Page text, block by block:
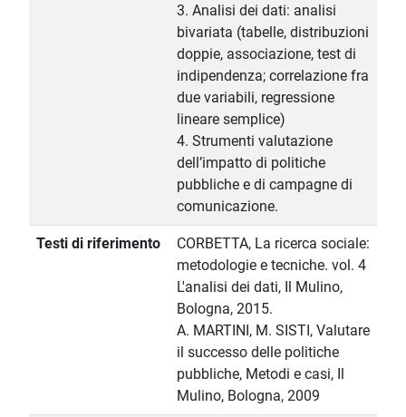
3. Analisi dei dati: analisi
bivariata (tabelle, distribuzioni
doppie, associazione, test di
indipendenza; correlazione fra
due variabili, regressione
lineare semplice)
4. Strumenti valutazione
dell’impatto di politiche
pubbliche e di campagne di
comunicazione.
Testi di riferimento
CORBETTA, La ricerca sociale:
metodologie e tecniche. vol. 4
L'analisi dei dati, Il Mulino,
Bologna, 2015.
A. MARTINI, M. SISTI, Valutare
il successo delle politiche
pubbliche, Metodi e casi, Il
Mulino, Bologna, 2009